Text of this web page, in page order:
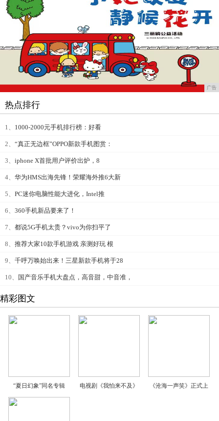
广告
热点排行
1、 1000-2000元手机排行榜：好看
2、 “真正无边框”OPPO新款手机图赏：
3、 iphone X首批用户评价出炉，8
4、 华为HMS出海先锋！荣耀海外推6大新
5、 PC迷你电脑性能大进化，Intel推
6、 360手机新品要来了！
7、 都说5G手机太贵？vivo为你扫平了
8、 推荐大家10款手机游戏 亲测好玩 根
9、 千呼万唤始出来！三星新款手机将于28
10、 国产音乐手机大盘点，高音甜，中音准，
精彩图文
“夏日幻象”同名专辑 电视剧《我怕来不及》 《沧海一声笑》正式上